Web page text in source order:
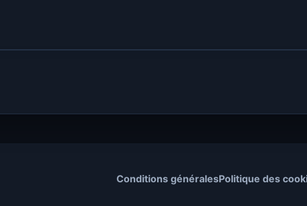
Conditions généralesPolitique des